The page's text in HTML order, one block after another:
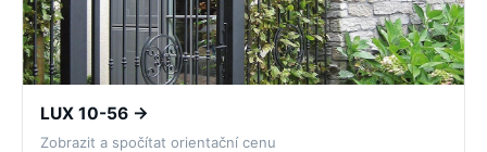
LUX 10-56 →
Zobrazit a spočítat orientační cenu